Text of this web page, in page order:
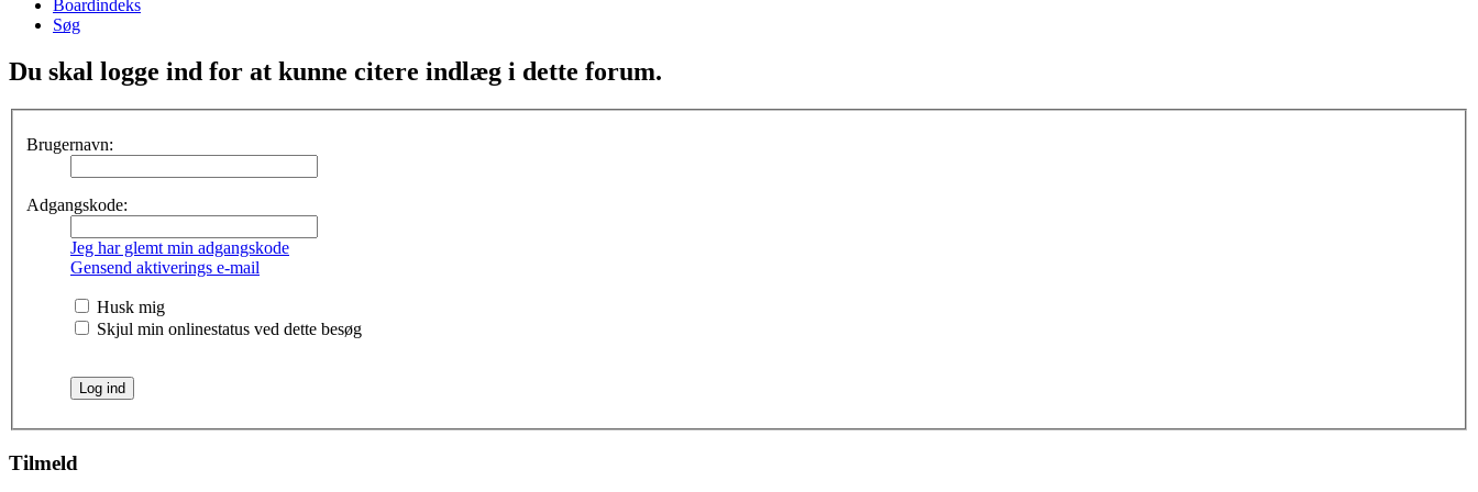
Boardindeks
Søg
Du skal logge ind for at kunne citere indlæg i dette forum.
Brugernavn:
Adgangskode:
Jeg har glemt min adgangskode
Gensend aktiverings e-mail
Husk mig
Skjul min onlinestatus ved dette besøg
Tilmeld